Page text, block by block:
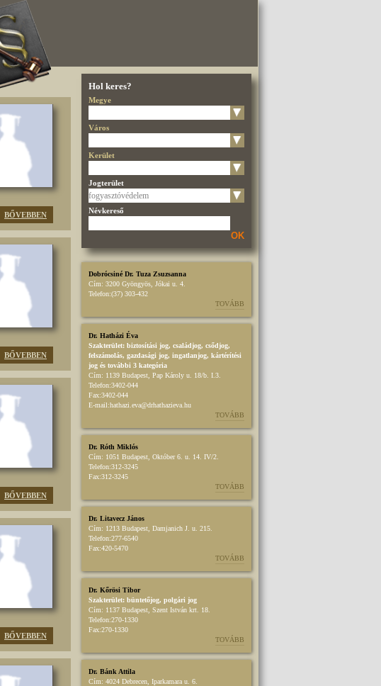
BŐVEBBEN
BŐVEBBEN
BŐVEBBEN
BŐVEBBEN
Hol keres?
Megye
Város
Kerület
Jogterület
Névkereső
OK
Dobrócsiné Dr. Tuza Zsuzsanna
Cím: 3200 Gyöngyös, Jókai u. 4.
Telefon:(37) 303-432
TOVÁBB
Dr. Hatházi Éva
Szakterület: biztosítási jog, családjog, csődjog,
felszámolás, gazdasági jog, ingatlanjog, kártérítési
jog és további 3 kategória
Cím: 1139 Budapest, Pap Károly u. 18/b. I.3.
Telefon:3402-044
Fax:3402-044
E-mail:hathazi.eva@drhathazieva.hu
TOVÁBB
Dr. Róth Miklós
Cím: 1051 Budapest, Október 6. u. 14. IV/2.
Telefon:312-3245
Fax:312-3245
TOVÁBB
Dr. Litavecz János
Cím: 1213 Budapest, Damjanich J. u. 215.
Telefon:277-6540
Fax:420-5470
TOVÁBB
Dr. Kőrösi Tibor
Szakterület: büntetőjog, polgári jog
Cím: 1137 Budapest, Szent István krt. 18.
Telefon:270-1330
Fax:270-1330
TOVÁBB
Dr. Bánk Attila
Cím: 4024 Debrecen, Iparkamara u. 6.